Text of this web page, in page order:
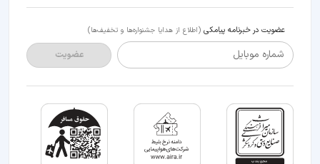
عضویت در خبرنامه پیامکی (اطلاع از هدایا جشنواره‌ها و تخفیف‌ها)
شماره موبایل عضویت